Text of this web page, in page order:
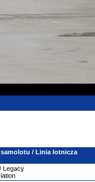
samolotu / Linia lotnicza
Legacy